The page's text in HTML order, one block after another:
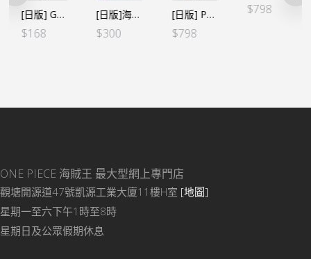
[日版] GLITTER&BRAVE－山治－ Ⓑ（日）
$168
[日版]海賊王 Paldolce collection vol.1 3款SET
$300
[日版] Portrait.Of.Pirates POP ONE PIECE”Sailing Again” 托拉法爾加·D·羅（日）
$798
$798
ONE PIECE 海賊王 最大型網上專門店
觀塘開源道47號凱源工業大廈11樓H室 [地圖]
星期一至六下午1時至8時
星期日及公眾假期休息